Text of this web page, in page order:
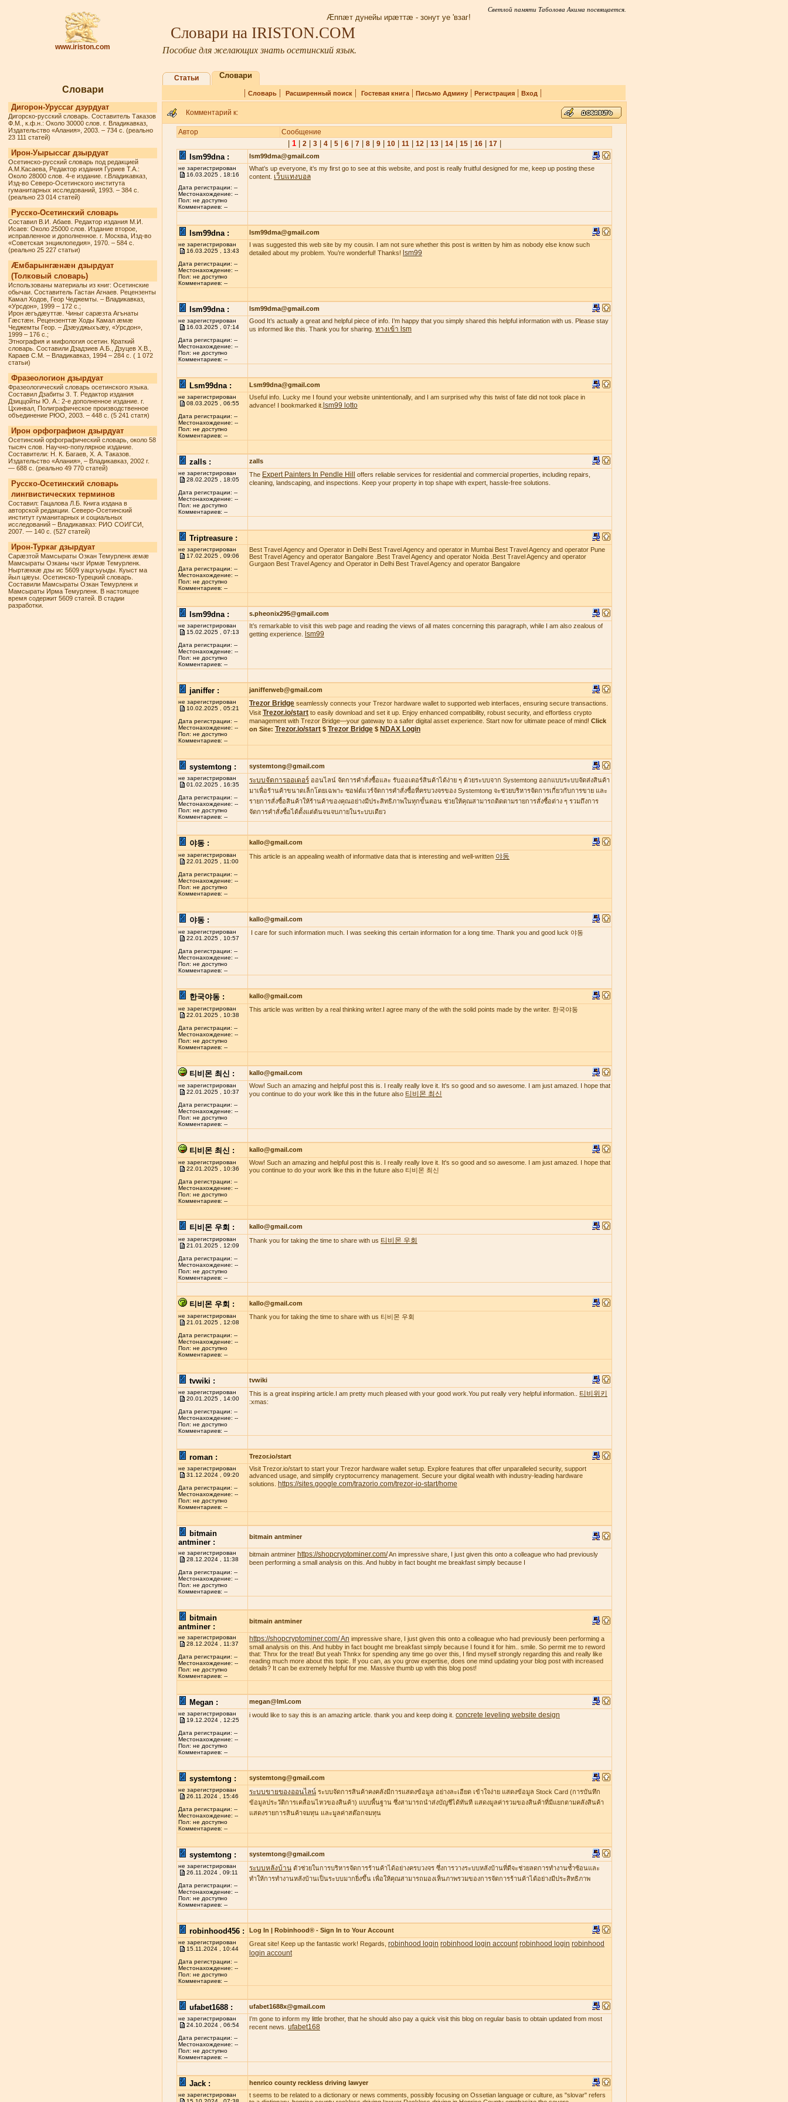
www.iriston.com
Светлой памяти Таболова Акима посвящается.
Æппæт дунейы ирæттæ - зонут уе 'взаг!
Словари на IRISTON.COM
Пособие для желающих знать осетинский язык.
Словари
Дигорон-Уруссаг дзурдуат
Дигорско-русский словарь. Составитель Таказов
Ф.М., к.ф.н.: Около 30000 слов. г. Владикавказ,
Издательство «Алания», 2003. – 734 с. (реально
23 111 статей)
Ирон-Уырыссаг дзырдуат
Осетинско-русский словарь под редакцией
А.М.Касаева, Редактор издания Гуриев Т.А.:
Около 28000 слов. 4-е издание. г.Владикавказ,
Изд-во Северо-Осетинского института
гуманитарных исследований, 1993. – 384 с.
(реально 23 014 статей)
Русско-Осетинский словарь
Составил В.И. Абаев. Редактор издания М.И.
Исаев: Около 25000 слов. Издание второе,
исправленное и дополненное. г. Москва, Изд-во
«Советская энциклопедия», 1970. – 584 с.
(реально 25 227 статьи)
Æмбарынгæнæн дзырдуат
(Толковый словарь)
Использованы материалы из книг: Осетинские
обычаи. Составитель Гастан Агнаев. Рецензенты
Камал Ходов, Геор Чеджемты. – Владикавказ,
«Урсдон», 1999 – 172 с.;
Ирон æгъдæуттæ. Чиныг сарæзта Агънаты
Гæстæн. Рецензенттæ Ходы Камал æмæ
Чеджемты Геор. – Дзæуджыхъæу, «Урсдон»,
1999 – 176 с.;
Этнография и мифология осетин. Краткий
словарь. Составили Дзадзиев А.Б., Дзуцев Х.В.,
Караев С.М. – Владикавказ, 1994 – 284 с. ( 1 072
статьи)
Фразеологион дзырдуат
Фразеологический словарь осетинского языка.
Составил Дзабиты З. Т. Редактор издания
Дзиццойты Ю. А.: 2-е дополненное издание. г.
Цхинвал, Полиграфическое производственное
объединение РЮО, 2003. – 448 с. (5 241 статя)
Ирон орфографион дзырдуат
Осетинский орфографический словарь, около 58
тысяч слов. Научно-популярное издание.
Составители: Н. К. Багаев, Х. А. Таказов.
Издательство «Алания», – Владикавказ, 2002 г.
— 688 с. (реально 49 770 статей)
Русско-Осетинский словарь
лингвистических терминов
Составил: Гацалова Л.Б. Книга издана в
авторской редакции. Северо-Осетинский
институт гуманитарных и социальных
исследований – Владикавказ: РИО СОИГСИ,
2007. — 140 с. (527 статей)
Ирон-Туркаг дзырдуат
Сарæзтой Мамсыраты Озкан Темурленк æмæ
Мамсыраты Озканы чызг Ирмæ Темурленк.
Ныртæккæ дзы ис 5609 уацхъуыды. Куыст ма
йыл цæуы. Осетинско-Турецкий словарь.
Составили Мамсыраты Озкан Темурленк и
Мамсыраты Ирма Темурленк. В настоящее
время содержит 5609 статей. В стадии
разработки.
Статьи Словари
| Словарь| Расширенный поиск| Гостевая книга| Письмо Админу| Регистрация| Вход |
Комментарий к:
Автор Сообщение
1| 2| 3| 4| 5| 6| 7| 8| 9| 10| 11| 12| 13| 14| 15| 16| 17|
lsm99dna :
lsm99dma@gmail.com
не зарегистрирован
16.03.2025 , 18:16
Дата регистрации: --
Местонахождение: --
Пол: не доступно
Комментариев: --
What’s up everyone, it’s my first go to see at this website, and post is really fruitful designed for me, keep up posting these
content. เว็บแทงบอล
lsm99dna : lsm99dma@gmail.com
не зарегистрирован
16.03.2025 , 13:43
Дата регистрации: --
Местонахождение: --
Пол: не доступно
Комментариев: --
I was suggested this web site by my cousin. I am not sure whether this post is written by him as nobody else know such
detailed about my problem. You’re wonderful! Thanks! lsm99
lsm99dna : lsm99dma@gmail.com
не зарегистрирован
16.03.2025 , 07:14
Дата регистрации: --
Местонахождение: --
Пол: не доступно
Комментариев: --
Good It’s actually a great and helpful piece of info. I’m happy that you simply shared this helpful information with us. Please stay
us informed like this. Thank you for sharing. ทางเข้า lsm
Lsm99dna : Lsm99dna@gmail.com
не зарегистрирован
08.03.2025 , 06:55
Дата регистрации: --
Местонахождение: --
Пол: не доступно
Комментариев: --
Useful info. Lucky me I found your website unintentionally, and I am surprised why this twist of fate did not took place in
advance! I bookmarked it. lsm99 lotto
zalls : zalls
не зарегистрирован
28.02.2025 , 18:05
Дата регистрации: --
Местонахождение: --
Пол: не доступно
Комментариев: --
The Expert Painters In Pendle Hill
offers reliable services for residential and commercial properties, including repairs,
cleaning, landscaping, and inspections. Keep your property in top shape with expert, hassle-free solutions.
Triptreasure :
не зарегистрирован
17.02.2025 , 09:06
Дата регистрации: --
Местонахождение: --
Пол: не доступно
Комментариев: --
Best Travel Agency and Operator in Delhi Best Travel Agency and operator in Mumbai Best Travel Agency and operator Pune
Best Travel Agency and operator Bangalore .Best Travel Agency and operator Noida .Best Travel Agency and operator
Gurgaon Best Travel Agency and Operator in Delhi Best Travel Agency and operator Bangalore
lsm99dna : s.pheonix295@gmail.com
не зарегистрирован
15.02.2025 , 07:13
Дата регистрации: --
Местонахождение: --
Пол: не доступно
Комментариев: --
It’s remarkable to visit this web page and reading the views of all mates concerning this paragraph, while I am also zealous of
getting experience.
lsm99
janiffer : janifferweb@gmail.com
не зарегистрирован
10.02.2025 , 05:21
Дата регистрации: --
Местонахождение: --
Пол: не доступно
Комментариев: --
Trezor Bridge seamlessly connects your Trezor hardware wallet to supported web interfaces, ensuring secure transactions.
Visit Trezor.io/start to easily download and set it up. Enjoy enhanced compatibility, robust security, and effortless crypto
management with Trezor Bridge—your gateway to a safer digital asset experience. Start now for ultimate peace of mind! Click
on Site: Trezor.io/start $ Trezor Bridge $ NDAX Login
systemtong : systemtong@gmail.com
не зарегистрирован
01.02.2025 , 16:35
Дата регистрации: --
Местонахождение: --
Пол: не доступно
Комментариев: --
ระบบจัดการออเดอร์ ออนไลน์ จัดการคำสั่งซื้อและ รับออเดอร์สินค้าได้ง่าย ๆ ด้วยระบบจาก Systemtong ออกแบบระบบจัดส่งสินค้า
มาเพื่อร้านค้าขนาดเล็กโดยเฉพาะ ซอฟต์แวร์จัดการคำสั่งซื้อที่ครบวงจรของ Systemtong จะช่วยบริหารจัดการเกี่ยวกับการขาย และ
รายการสั่งซื้อสินค้าให้ร้านค้าของคุณอย่างมีประสิทธิภาพในทุกขั้นตอน ช่วยให้คุณสามารถติดตามรายการสั่งซื้อต่าง ๆ รวมถึงการ
จัดการคำสั่งซื้อได้ตั้งแต่ต้นจนจบภายในระบบเดียว
야동 : kallo@gmail.com
не зарегистрирован
22.01.2025 , 11:00
Дата регистрации: --
Местонахождение: --
Пол: не доступно
Комментариев: --
This article is an appealing wealth of informative data that is interesting and well-written 야동
야동 : kallo@gmail.com
не зарегистрирован
22.01.2025 , 10:57
Дата регистрации: --
Местонахождение: --
Пол: не доступно
Комментариев: --
I care for such information much. I was seeking this certain information for a long time. Thank you and good luck 야동
한국야동 : kallo@gmail.com
не зарегистрирован
22.01.2025 , 10:38
Дата регистрации: --
Местонахождение: --
Пол: не доступно
Комментариев: --
This article was written by a real thinking writer.I agree many of the with the solid points made by the writer. 한국야동
티비몬 최신 : kallo@gmail.com
не зарегистрирован
22.01.2025 , 10:37
Дата регистрации: --
Местонахождение: --
Пол: не доступно
Комментариев: --
Wow! Such an amazing and helpful post this is. I really really love it. It's so good and so awesome. I am just amazed. I hope that
you continue to do your work like this in the future also 티비몬 최신
티비몬 최신 : kallo@gmail.com
не зарегистрирован
22.01.2025 , 10:36
Дата регистрации: --
Местонахождение: --
Пол: не доступно
Комментариев: --
Wow! Such an amazing and helpful post this is. I really really love it. It's so good and so awesome. I am just amazed. I hope that
you continue to do your work like this in the future also 티비몬 최신
티비몬 우회 : kallo@gmail.com
не зарегистрирован
21.01.2025 , 12:09
Дата регистрации: --
Местонахождение: --
Пол: не доступно
Комментариев: --
Thank you for taking the time to share with us 티비몬 우회
티비몬 우회 : kallo@gmail.com
не зарегистрирован
21.01.2025 , 12:08
Дата регистрации: --
Местонахождение: --
Пол: не доступно
Комментариев: --
Thank you for taking the time to share with us 티비몬 우회
tvwiki : tvwiki
не зарегистрирован
20.01.2025 , 14:00
Дата регистрации: --
Местонахождение: --
Пол: не доступно
Комментариев: --
This is a great inspiring article.I am pretty much pleased with your good work.You put really very helpful information.. 티비위키
:xmas:
roman : Trezor.io/start
не зарегистрирован
31.12.2024 , 09:20
Дата регистрации: --
Местонахождение: --
Пол: не доступно
Комментариев: --
Visit Trezor.io/start to start your Trezor hardware wallet setup. Explore features that offer unparalleled security, support
advanced usage, and simplify cryptocurrency management. Secure your digital wealth with industry-leading hardware
solutions.
https://sites.google.com/trazorio.com/trezor-io-start/home
bitmain
antminer :
bitmain antminer
не зарегистрирован
28.12.2024 , 11:38
Дата регистрации: --
Местонахождение: --
Пол: не доступно
Комментариев: --
bitmain antminer https://shopcryptominer.com/An impressive share, I just given this onto a colleague who had previously
been performing a small analysis on this. And hubby in fact bought me breakfast simply because I
bitmain
antminer :
bitmain antminer
не зарегистрирован
28.12.2024 , 11:37
Дата регистрации: --
Местонахождение: --
Пол: не доступно
Комментариев: --
https://shopcryptominer.com/ An impressive share, I just given this onto a colleague who had previously been performing a
small analysis on this. And hubby in fact bought me breakfast simply because I found it for him.. smile. So permit me to reword
that: Thnx for the treat! But yeah Thnkx for spending any time go over this, I find myself strongly regarding this and really like
reading much more about this topic. If you can, as you grow expertise, does one mind updating your blog post with increased
details? It can be extremely helpful for me. Massive thumb up with this blog post!
Megan : megan@lml.com
не зарегистрирован
19.12.2024 , 12:25
Дата регистрации: --
Местонахождение: --
Пол: не доступно
Комментариев: --
i would like to say this is an amazing article. thank you and keep doing it. concrete leveling website design
systemtong : systemtong@gmail.com
не зарегистрирован
26.11.2024 , 15:46
Дата регистрации: --
Местонахождение: --
Пол: не доступно
Комментариев: --
ระบบขายของออนไลน์ ระบบจัดการสินค้าคงคลังมีการแสดงข้อมูล อย่างละเอียด เข้าใจง่าย แสดงข้อมูล Stock Card (การบันทึก
ข้อมูลประวัติการเคลื่อนไหวของสินค้า) แบบพื้นฐาน ซึ่งสามารถนำส่งบัญชีได้ทันที แสดงมูลค่ารวมของสินค้าที่มีแยกตามคลังสินค้า
แสดงรายการสินค้าจมทุน และมูลค่าสต๊อกจมทุน
systemtong : systemtong@gmail.com
не зарегистрирован
26.11.2024 , 09:11
Дата регистрации: --
Местонахождение: --
Пол: не доступно
Комментариев: --
ระบบหลังบ้าน ตัวช่วยในการบริหารจัดการร้านค้าได้อย่างครบวงจร ซึ่งการวางระบบหลังบ้านที่ดีจะช่วยลดการทำงานซ้ำซ้อนและ
ทำให้การทำงานหลังบ้านเป็นระบบมากยิ่งขึ้น เพื่อให้คุณสามารถมองเห็นภาพรวมของการจัดการร้านค้าได้อย่างมีประสิทธิภาพ
robinhood456 : Log In | Robinhood® - Sign In to Your Account
не зарегистрирован
15.11.2024 , 10:44
Дата регистрации: --
Местонахождение: --
Пол: не доступно
Комментариев: --
Great site! Keep up the fantastic work! Regards, robinhood login robinhood login account robinhood login robinhood
login account
ufabet1688 : ufabet1688x@gmail.com
не зарегистрирован
24.10.2024 , 06:54
Дата регистрации: --
Местонахождение: --
Пол: не доступно
Комментариев: --
I’m gone to inform my little brother, that he should also pay a quick visit this blog on regular basis to obtain updated from most
recent news. ufabet168
Jack : henrico county reckless driving lawyer
не зарегистрирован
t seems to be related to a dictionary or news comments, possibly focusing on Ossetian language or culture, as "slovar" refers